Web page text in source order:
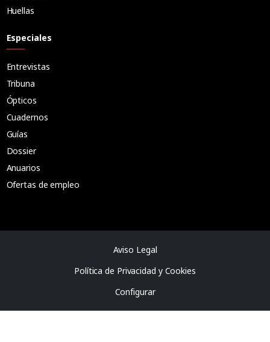
Huellas
Especiales
Entrevistas
Tribuna
Ópticos
Cuadernos
Guías
Dossier
Anuarios
Ofertas de empleo
Aviso Legal
Política de Privacidad y Cookies
Configurar